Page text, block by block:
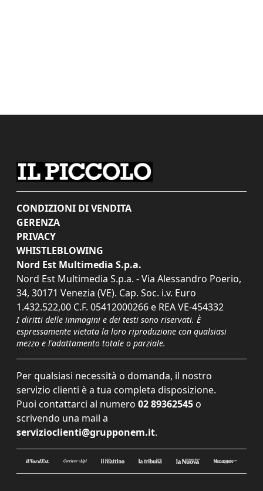
CONDIZIONI DI VENDITA
GERENZA
PRIVACY
WHISTLEBLOWING
Nord Est Multimedia S.p.a.
Nord Est Multimedia S.p.a. - Via Alessandro Poerio,
34, 30171 Venezia (VE). Cap. Soc. i.v. Euro
1.432.522,00 C.F. 05412000266 e REA VE-454332
I diritti delle immagini e dei testi sono riservati. È
espressamente vietata la loro riproduzione con qualsiasi
mezzo e l'adattamento totale o parziale.
Per qualsiasi necessità o domanda, il nostro
servizio clienti è a tua completa disposizione.
Puoi contattarci al numero 02 89362545 o
scrivendo una mail a
servizioclienti@grupponem.it.